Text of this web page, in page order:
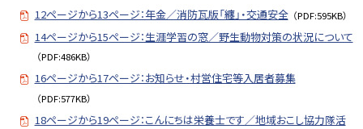
12ページから13ページ：年金／消防瓦版「纏」・交通安全 （PDF:595KB）
14ページから15ページ：生涯学習の窓／野生動物対策の状況について
（PDF:486KB）
16ページから17ページ：お知らせ・村営住宅等入居者募集
（PDF:577KB）
18ページから19ページ：こんにちは栄養士です／地域おこし協力隊活